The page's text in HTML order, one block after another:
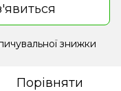
знижки
Порівняти